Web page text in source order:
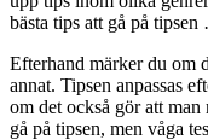
bästa tips att gå på
Efterhand märker du om
annat. Tipsen anpassas
om det också gör att
gå på tipsen, men våga